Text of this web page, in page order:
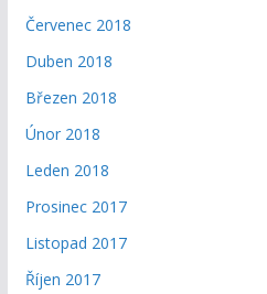
Červenec 2018
Duben 2018
Březen 2018
Únor 2018
Leden 2018
Prosinec 2017
Listopad 2017
Říjen 2017